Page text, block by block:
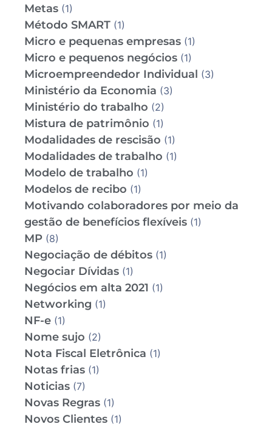
Metas (1)
Método SMART (1)
Micro e pequenas empresas (1)
Micro e pequenos negócios (1)
Microempreendedor Individual (3)
Ministério da Economia (3)
Ministério do trabalho (2)
Mistura de patrimônio (1)
Modalidades de rescisão (1)
Modalidades de trabalho (1)
Modelo de trabalho (1)
Modelos de recibo (1)
Motivando colaboradores por meio da
gestão de benefícios flexíveis (1)
MP (8)
Negociação de débitos (1)
Negociar Dívidas (1)
Negócios em alta 2021 (1)
Networking (1)
NF-e (1)
Nome sujo (2)
Nota Fiscal Eletrônica (1)
Notas frias (1)
Noticias (7)
Novas Regras (1)
Novos Clientes (1)